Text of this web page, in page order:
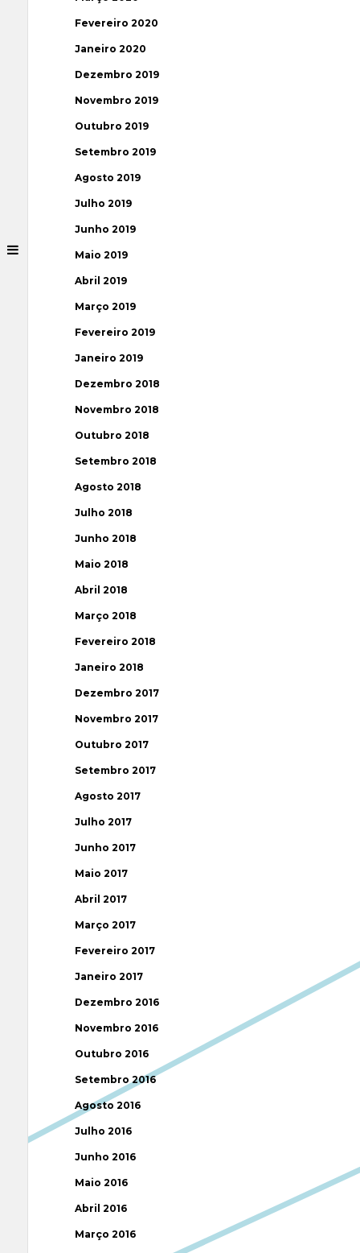
Fevereiro 2020
Janeiro 2020
Dezembro 2019
Novembro 2019
Outubro 2019
Setembro 2019
Agosto 2019
Julho 2019
Junho 2019
Maio 2019
Abril 2019
Março 2019
Fevereiro 2019
Janeiro 2019
Dezembro 2018
Novembro 2018
Outubro 2018
Setembro 2018
Agosto 2018
Julho 2018
Junho 2018
Maio 2018
Abril 2018
Março 2018
Fevereiro 2018
Janeiro 2018
Dezembro 2017
Novembro 2017
Outubro 2017
Setembro 2017
Agosto 2017
Julho 2017
Junho 2017
Maio 2017
Abril 2017
Março 2017
Fevereiro 2017
Janeiro 2017
Dezembro 2016
Novembro 2016
Outubro 2016
Setembro 2016
Agosto 2016
Julho 2016
Junho 2016
Maio 2016
Abril 2016
Março 2016